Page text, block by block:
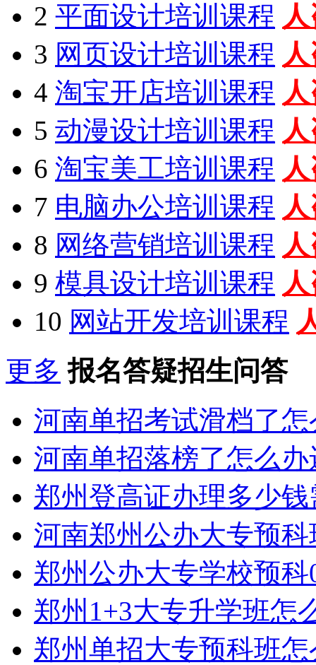
2 平面设计培训课程
3 网页设计培训课程
4 淘宝开店培训课程
5 动漫设计培训课程
6 淘宝美工培训课程
7 电脑办公培训课程
8 网络营销培训课程
9 模具设计培训课程
10 网站开发培训课程
更多 报名答疑招生问答
河南单招考试滑档了
河南单招落榜了怎么
郑州登高证办理多少
河南郑州公办大专预
郑州公办大专学校预
郑州1+3大专升学班怎
郑州单招大专预科班